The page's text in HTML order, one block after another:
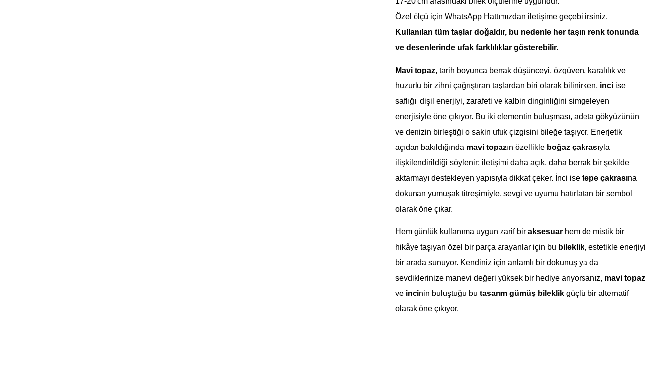
Özel ölçü için WhatsApp Hattımızdan iletişime geçebilirsiniz.
Kullanılan tüm taşlar doğaldır, bu nedenle her taşın renk tonunda
ve desenlerinde ufak farklılıklar gösterebilir.
Mavi topaz, tarih boyunca berrak düşünceyi, özgüven, karalılık ve
huzurlu bir zihni çağrıştıran taşlardan biri olarak bilinirken, inci ise
saflığı, dişil enerjiyi, zarafeti ve kalbin dinginliğini simgeleyen
enerjisiyle öne çıkıyor. Bu iki elementin buluşması, adeta gökyüzünün
ve denizin birleştiği o sakin ufuk çizgisini bileğe taşıyor. Enerjetik
açıdan bakıldığında mavi topazın özellikle boğaz çakrasıyla
ilişkilendirildiği söylenir; iletişimi daha açık, daha berrak bir şekilde
aktarmayı destekleyen yapısıyla dikkat çeker. İnci ise tepe çakrasına
dokunan yumuşak titreşimiyle, sevgi ve uyumu hatırlatan bir sembol
olarak öne çıkar.
Hem günlük kullanıma uygun zarif bir aksesuar hem de mistik bir
hikâye taşıyan özel bir parça arayanlar için bu bileklik, estetikle enerjiyi
bir arada sunuyor. Kendiniz için anlamlı bir dokunuş ya da
sevdiklerinize manevi değeri yüksek bir hediye arıyorsanız, mavi topaz
ve incinin buluştuğu bu tasarım gümüş bileklikgüçlü bir alternatif
olarak öne çıkıyor.